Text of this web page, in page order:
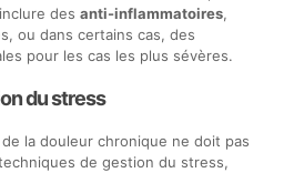
des anti-inflammatoires,
ou dans certains cas, des
pour les cas les plus sévères.
du stress
de la douleur chronique ne doit pas
de gestion du stress,